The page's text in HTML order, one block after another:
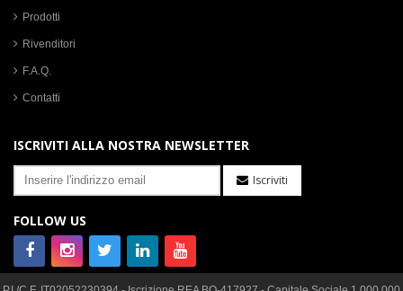
Prodotti
Rivenditori
F.A.Q.
Contatti
ISCRIVITI ALLA NOSTRA NEWSLETTER
Iscriviti
FOLLOW US